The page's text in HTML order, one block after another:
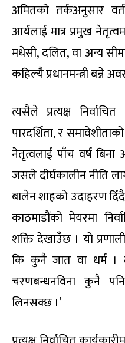
अमितको तर्कअनुसार
आर्यलाई मात्र प्रमुख
मधेसी, दलित, वा अन्य
कहिल्यै प्रधानमन्त्री बन्ने
त्यसैले प्रत्यक्ष निर्वाचित
पारदर्शिता, र
नेतृत्वलाई पाँच वर्ष
जसले दीर्घकालीन नीति
बालेन शाहको उदाहरण
काठमाडौंको मेयरमा
शक्ति देखाउँछ । यो
कि कुनै जात वा धर्म ।
चरणबन्धनविना कुनै
लिनसक्छ ।’